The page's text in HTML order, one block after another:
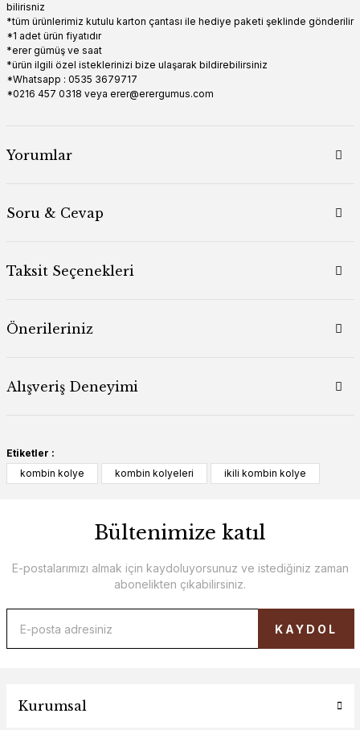
bilirisniz
*tüm ürünlerimiz kutulu karton çantası ile hediye paketi şeklinde gönderilir
*1 adet ürün fiyatıdır
*erer gümüş ve saat
*ürün ilgili özel isteklerinizi bize ulaşarak bildirebilirsiniz
*Whatsapp : 0535 3679717
*0216 457 0318 veya erer@erergumus.com
Yorumlar
Soru & Cevap
Taksit Seçenekleri
Önerileriniz
Alışveriş Deneyimi
Etiketler :
kombin kolye
kombin kolyeleri ikili kombin kolye
Bültenimize katıl
E-postalarımızı almak için kaydoluyorsunuz ve istediğiniz zaman
abonelikten çıkabilirsiniz.
KAYDOL
Kurumsal